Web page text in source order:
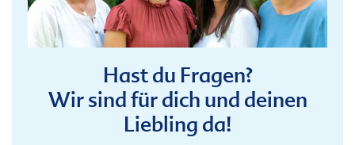
Hast du Fragen?
Wir sind für dich und deinen
Liebling da!